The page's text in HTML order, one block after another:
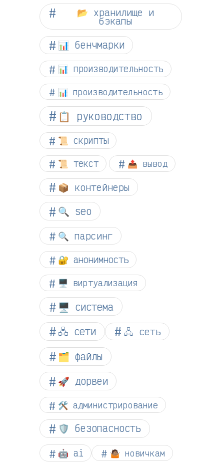
📂 хранилище и
бэкапы
📊 бенчмарки
📊 производительность
📊 производительность
📋 руководство
📜 скрипты
📜 текст 📤 вывод
📦 контейнеры
🔍 seo
🔍 парсинг
🔐 анонимность
🖥️ виртуализация
🖥️ система
🖧 сети
🖧 сеть
🗂️ файлы
🚀 дорвеи
🛠️ администрирование
🛡️ безопасность
🤖 ai 🤷🏽 новичкам